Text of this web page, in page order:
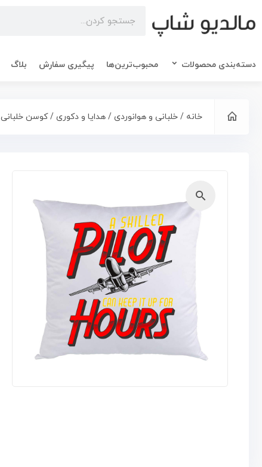
دسته‌بندی محصولات محبوب‌ترین‌ها پیگیری سفارش بلاگ
خانه / خلبانی و هوانوردی / هدایا و دکوری /کوسن خلبانی